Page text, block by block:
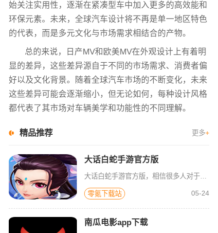
始关注实用性，逐渐在紧凑型车中加入更多的高效能和
环保元素。未来，全球汽车设计将不再是单一地区特色
的代表，而是多元文化与市场需求相结合的产物。
总的来说，日产MV和欧美MV在外观设计上有着明
显的差异，这些差异源自于不同的市场需求、消费者偏
好以及文化背景。随着全球汽车市场的不断变化，未来
这些差异可能会逐渐缩小，但无论如何，每种设计风格
都代表了其市场对车辆美学和功能性的不同理解。
精品推荐 更多+
大话白蛇手游官方版
大话白蛇手游官方版，相信很多人对于白蛇这个角色应该都不陌生吧？它可以说是我们很多国漫中的经典角色了，超有故事背景的一个人物，所以在这个游戏中它也有着超丰富的故事剧情供玩家探索。游戏采用了3d画面设计，
零氪下载站 05-24
南瓜电影app下载